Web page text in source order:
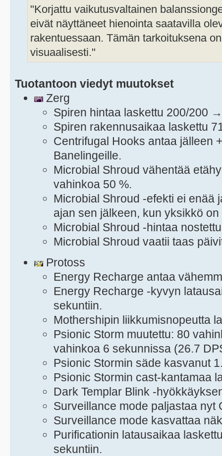
"Korjattu vaikutusvaltainen
eivät näyttäneet hienointa saatavilla
rakentuessaan. Tämän tarkoituksena
visuaalisesti."
Tuotantoon viedyt muutokset
Zerg
Spiren hintaa laskettu 200/200
Spiren rakennusaikaa laskettu
Centrifugal Hooks antaa jälleen
Banelingeille.
Microbial Shroud vähentää
vahinkoa 50 %.
Microbial Shroud -efekti ei enää
ajan sen jälkeen, kun yksikkö
Microbial Shroud -hintaa
Microbial Shroud vaatii taas
Protoss
Energy Recharge antaa
Energy Recharge -kyvyn
sekuntiin.
Mothershipin liikkumisnopeutta
Psionic Storm muutettu: 80
vahinkoa 6 sekunnissa (26.7
Psionic Stormin säde kasvanut
Psionic Stormin cast-kantamaa
Dark Templar Blink -
Surveillance mode paljastaa nyt
Surveillance mode kasvattaa
Purificationin latausaikaa
sekuntiin.